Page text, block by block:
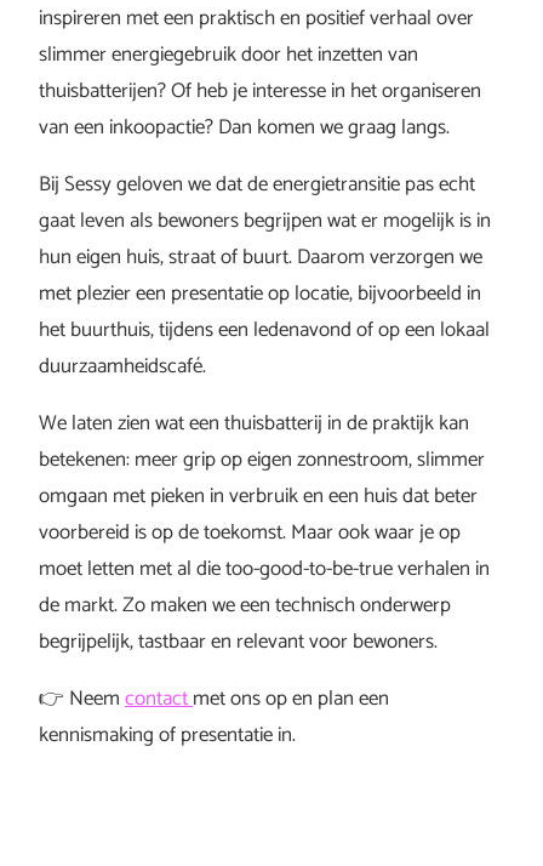
inspireren met een praktisch en positief verhaal over
slimmer energiegebruik door het inzetten van
thuisbatterijen? Of heb je interesse in het organiseren
van een inkoopactie? Dan komen we graag langs.
Bij Sessy geloven we dat de energietransitie pas echt
gaat leven als bewoners begrijpen wat er mogelijk is in
hun eigen huis, straat of buurt. Daarom verzorgen we
met plezier een presentatie op locatie, bijvoorbeeld in
het buurthuis, tijdens een ledenavond of op een lokaal
duurzaamheidscafé.
We laten zien wat een thuisbatterij in de praktijk kan
betekenen: meer grip op eigen zonnestroom, slimmer
omgaan met pieken in verbruik en een huis dat beter
voorbereid is op de toekomst. Maar ook waar je op
moet letten met al die too-good-to-be-true verhalen in
de markt. Zo maken we een technisch onderwerp
begrijpelijk, tastbaar en relevant voor bewoners.
👉 Neemcontactmet ons op en plan een
kennismaking of presentatie in.